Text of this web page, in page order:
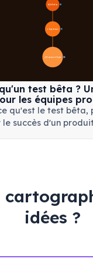
🔍 Définition 4
🎯 Importance 7
📋 Processus et Types 20
test bêta ?
les équipes
qu'est le test bêta,
succès d'un
idées ?